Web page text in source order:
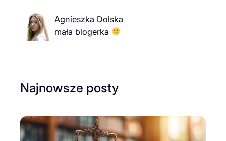
Agnieszka Dolska
mała blogerka
Najnowsze posty